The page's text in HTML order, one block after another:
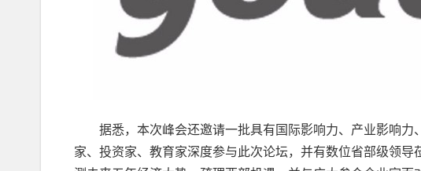
据悉，本次峰会还邀请一批具有国际影响力、产业影响力
家、投资家、教育家深度参与此次论坛，并有数位省部级领